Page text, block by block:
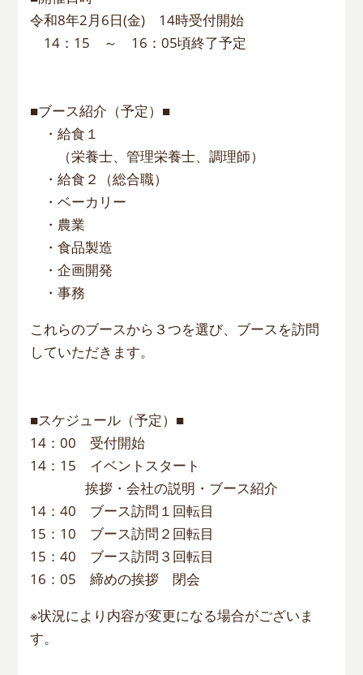
令和8年2月6日(金) 14時受付開始
14：15 ～ 16：05頃終了予定
■ブース紹介（予定）■
・給食１
（栄養士、管理栄養士、調理師）
・給食２（総合職）
・ベーカリー
・農業
・食品製造
・企画開発
・事務
これらのブースから３つを選び、ブースを訪問
していただきます。
■スケジュール（予定）■
14：00 受付開始
14：15 イベントスタート
挨拶・会社の説明・ブース紹介
14：40 ブース訪問１回転目
15：10 ブース訪問２回転目
15：40 ブース訪問３回転目
16：05 締めの挨拶 閉会
※状況により内容が変更になる場合がございま
す。